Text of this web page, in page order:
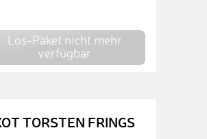
Los-Paket nicht mehr
verfügbar
TORSTEN FRINGS